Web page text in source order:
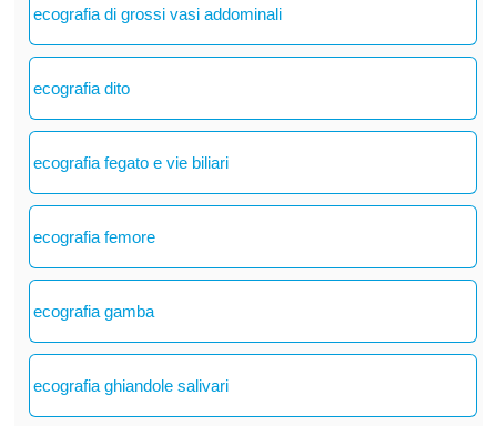
ecografia di grossi vasi addominali
ecografia dito
ecografia fegato e vie biliari
ecografia femore
ecografia gamba
ecografia ghiandole salivari